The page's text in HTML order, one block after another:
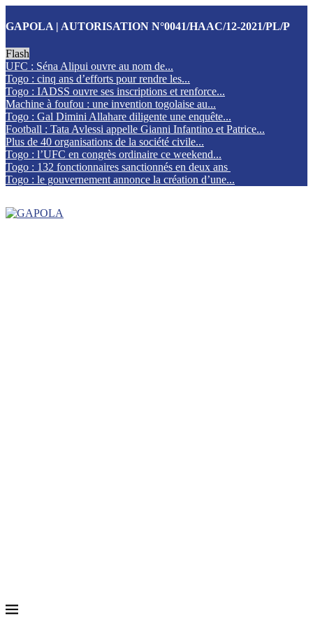
GAPOLA | AUTORISATION N°0041/HAAC/12-2021/PL/P
Flash
UFC : Séna Alipui ouvre au nom de...
Togo : cinq ans d’efforts pour rendre les...
Togo : IADSS ouvre ses inscriptions et renforce...
Machine à foufou : une invention togolaise au...
Togo : Gal Dimini Allahare diligente une enquête...
Football : Tata Avlessi appelle Gianni Infantino et Patrice...
Plus de 40 organisations de la société civile...
Togo : l’UFC en congrès ordinaire ce weekend...
Togo : 132 fonctionnaires sanctionnés en deux ans
Togo : le gouvernement annonce la création d’une...